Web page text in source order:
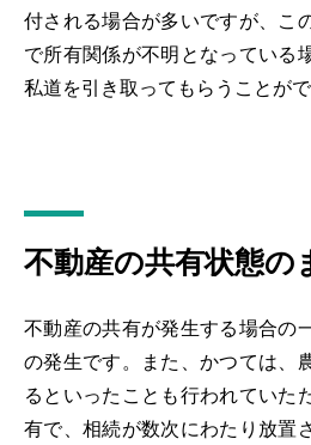
付される場合が多いですが、こ
で所有関係が不明となっている
私道を引き取ってもらうことがで
不動産の共有状態の
不動産の共有が発生する場合の
の発生です。また、かつては、
るといったことも行われていた
有で、相続が数次にわたり放置